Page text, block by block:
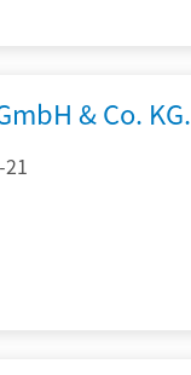
& Co. KG.